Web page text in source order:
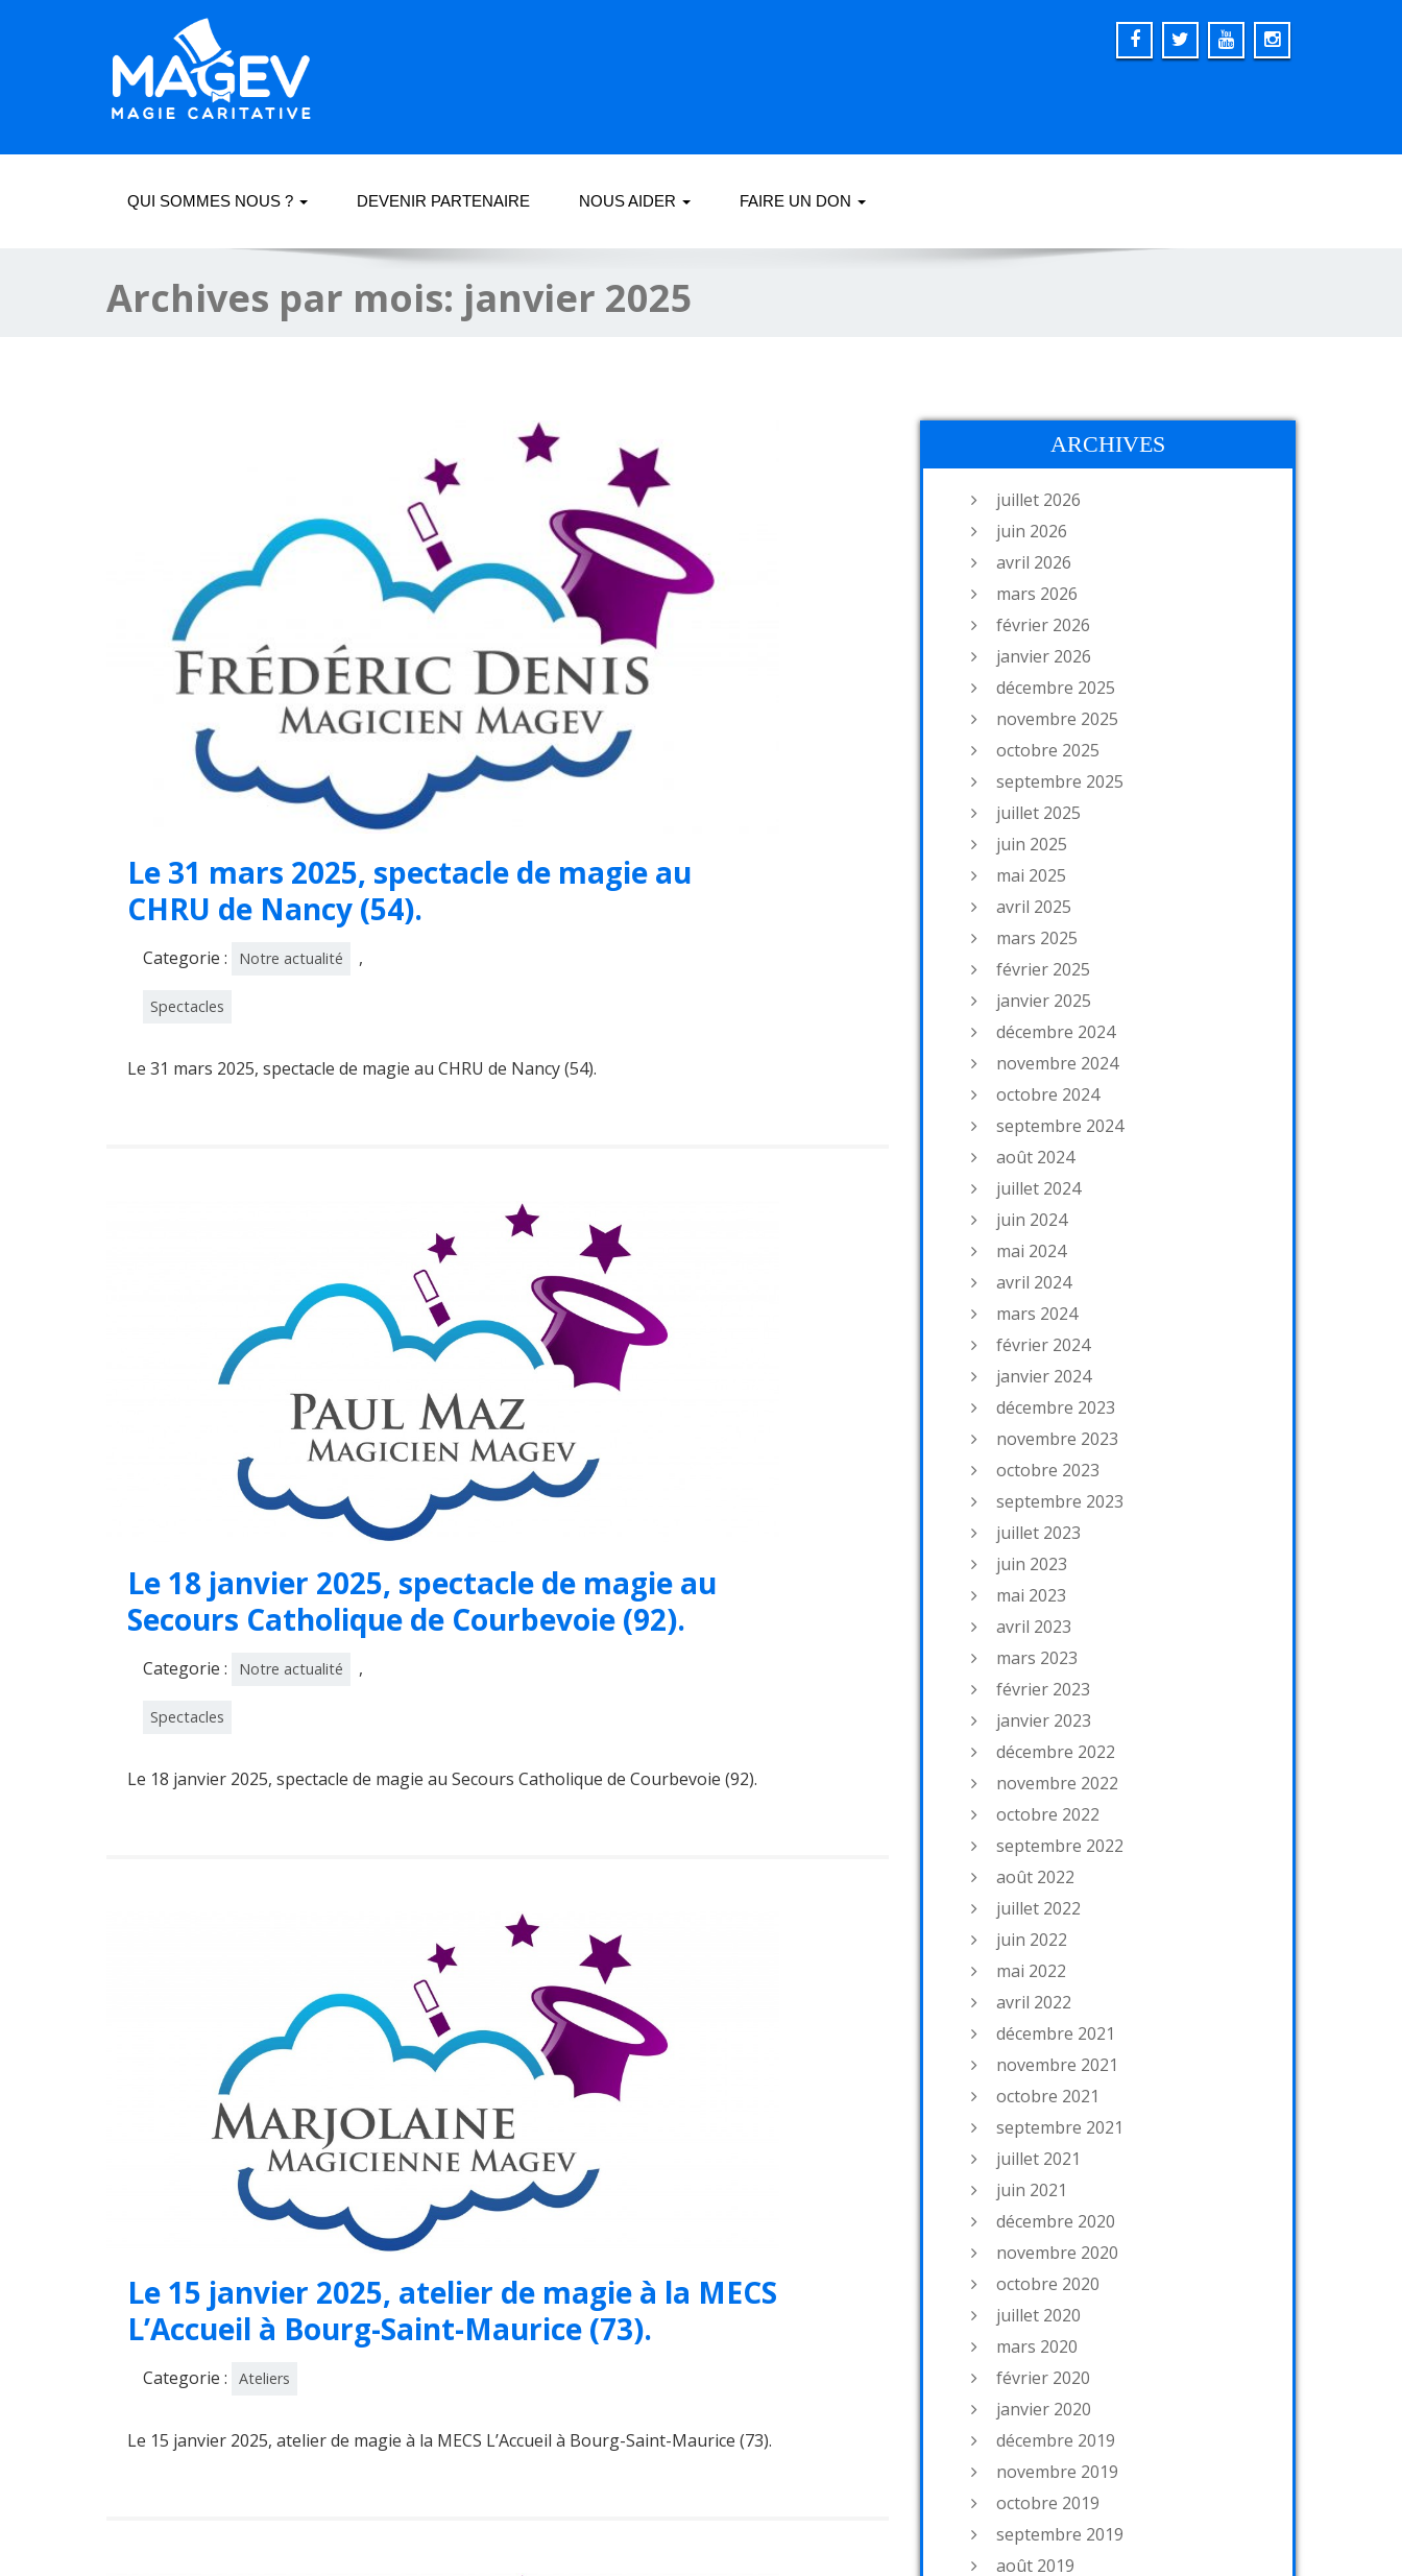
QUI SOMMES NOUS ? DEVENIR PARTENAIRE NOUS AIDER FAIRE UN DON
Archives par mois: janvier 2025
Le 31 mars 2025, spectacle de magie au
CHRU de Nancy (54).
Categorie : Notre actualité ,
Spectacles
Le 31 mars 2025, spectacle de magie au CHRU de Nancy (54).
Le 18 janvier 2025, spectacle de magie au
Secours Catholique de Courbevoie (92).
Categorie : Notre actualité ,
Spectacles
Le 18 janvier 2025, spectacle de magie au Secours Catholique de Courbevoie (92).
Le 15 janvier 2025, atelier de magie à la MECS
L’Accueil à Bourg-Saint-Maurice (73).
Categorie : Ateliers
Le 15 janvier 2025, atelier de magie à la MECS L’Accueil à Bourg-Saint-Maurice (73).
ARCHIVES
juillet 2026
juin 2026
avril 2026
mars 2026
février 2026
janvier 2026
décembre 2025
novembre 2025
octobre 2025
septembre 2025
juillet 2025
juin 2025
mai 2025
avril 2025
mars 2025
février 2025
janvier 2025
décembre 2024
novembre 2024
octobre 2024
septembre 2024
août 2024
juillet 2024
juin 2024
mai 2024
avril 2024
mars 2024
février 2024
janvier 2024
décembre 2023
novembre 2023
octobre 2023
septembre 2023
juillet 2023
juin 2023
mai 2023
avril 2023
mars 2023
février 2023
janvier 2023
décembre 2022
novembre 2022
octobre 2022
septembre 2022
août 2022
juillet 2022
juin 2022
mai 2022
avril 2022
décembre 2021
novembre 2021
octobre 2021
septembre 2021
juillet 2021
juin 2021
décembre 2020
novembre 2020
octobre 2020
juillet 2020
mars 2020
février 2020
janvier 2020
décembre 2019
novembre 2019
octobre 2019
septembre 2019
août 2019